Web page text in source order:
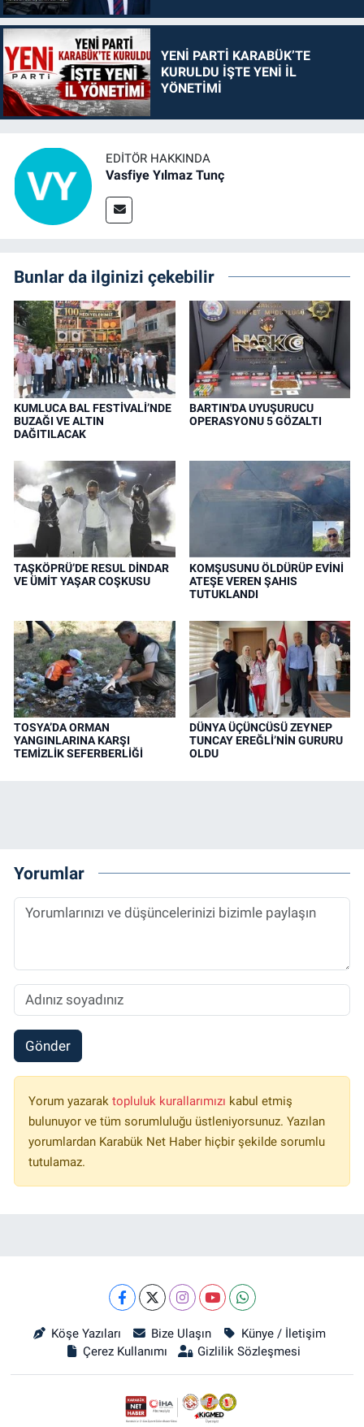
YENİ PARTİ KARABÜK’TE
KURULDU İŞTE YENİ İL
YÖNETİMİ
EDITÖR HAKKINDA
Vasfiye Yılmaz Tunç
Bunlar da ilginizi çekebilir
KUMLUCA BAL FESTİVALİ’NDE
BUZAĞI VE ALTIN
DAĞITILACAK
BARTIN'DA UYUŞURUCU
OPERASYONU 5 GÖZALTI
TAŞKÖPRÜ’DE RESUL DİNDAR
VE ÜMİT YAŞAR COŞKUSU
KOMŞUSUNU ÖLDÜRÜP EVİNİ
ATEŞE VEREN ŞAHIS
TUTUKLANDI
TOSYA’DA ORMAN
YANGINLARINA KARŞI
TEMİZLİK SEFERBERLİĞİ
DÜNYA ÜÇÜNCÜSÜ ZEYNEP
TUNCAY EREĞLİ’NİN GURURU
OLDU
Yorumlar
Gönder
Yorum yazarak topluluk kurallarımızı kabul etmiş
bulunuyor ve tüm sorumluluğu üstleniyorsunuz. Yazılan
yorumlardan Karabük Net Haber hiçbir şekilde sorumlu
tutulamaz.
Köşe Yazıları Bize Ulaşın
Künye / İletişim
Çerez Kullanımı
Gizlilik Sözleşmesi